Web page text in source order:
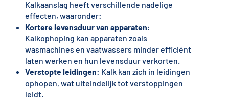
Kalkaanslag heeft verschillende nadelige
effecten, waaronder:
Kortere levensduur van apparaten:
Kalkophoping kan apparaten zoals
wasmachines en vaatwassers minder efficiënt
laten werken en hun levensduur verkorten.
Verstopte leidingen: Kalk kan zich in leidingen
ophopen, wat uiteindelijk tot verstoppingen
leidt.